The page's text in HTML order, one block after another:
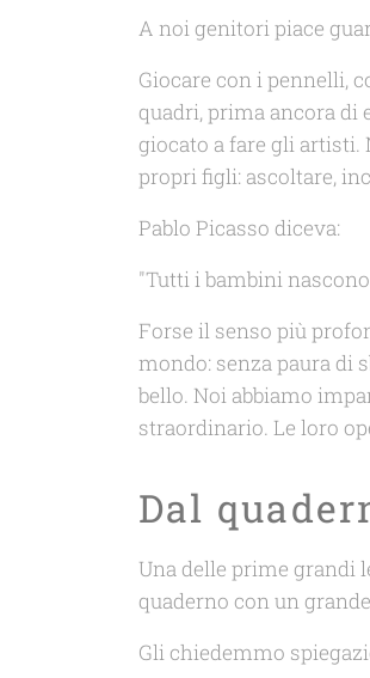
A noi genitori piace
Giocare con i pennelli,
quadri, prima ancora di
giocato a fare gli artisti.
propri figli: ascoltare,
Pablo Picasso diceva:
"Tutti i bambini
Forse il senso più
mondo: senza paura di
bello. Noi abbiamo
straordinario. Le loro
Dal
Una delle prime grandi
quaderno con un
Gli chiedemmo